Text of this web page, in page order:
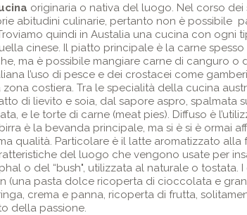
originaria o nativa del luogo. Nel corso dei
abitudini culinarie, pertanto non è possibile
quindi in Austalia una cucina con ogni
cinese. Il piatto principale è la carne
ma è possibile mangiare carne di canguro o
l’uso di pesce e dei crostacei come gamberi,
costiera. Tra le specialità della cucina
di lievito e soia, dal sapore aspro, spalmata
e le torte di carne (meat pies). Diffuso è
è la bevanda principale, ma si è si è ormai
qualità. Particolare è il latte aromatizzato alla
del luogo che vengono usate per
o del “bush", utilizzata al naturale o tostata.
(una pasta dolce ricoperta di cioccolata e
crema e panna, ricoperta di frutta,
della passione.